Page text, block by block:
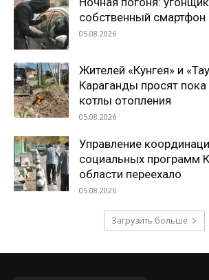
собственный смартфон
05.08.2026
Жителей «Кунгея» и
Караганды просят
котлы отопления
05.08.2026
Управление
социальных программ
области переехало
05.08.2026
Загрузить больше